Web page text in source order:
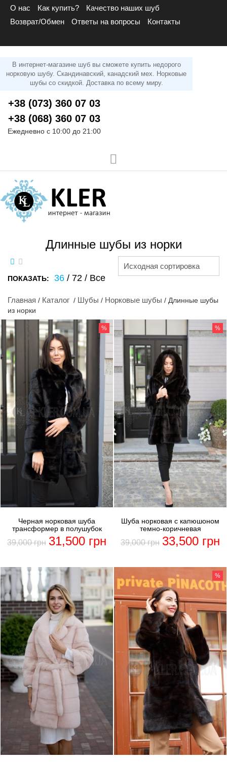
О нас Как купить?
Качество наших шуб
Возврат/Обмен
Ответы на вопросы Контакты
В интернет-магазине шуб вы сможете купить недорого
норковую шубу. Скандинавский, канадский мех. Норковые
шубы со скидкой. Доставка по всему миру.
+38 (073) 360 07 03
+38 (068) 360 07 03
Ежедневно с 10:00 до 21:00
Длинные шубы из норки
Исходная сортировка
ПОКАЗАТЬ: 36 / 72 / Все
Главная / Каталог / Шубы / Норковые шубы / Длинные шубы
из норки
%
Шуба норковая с капюшоном
темно-коричневая
39,000грн 33,500 грн
%
Черная норковая шуба
трансформер в полушубок
39,000грн 31,500 грн
%